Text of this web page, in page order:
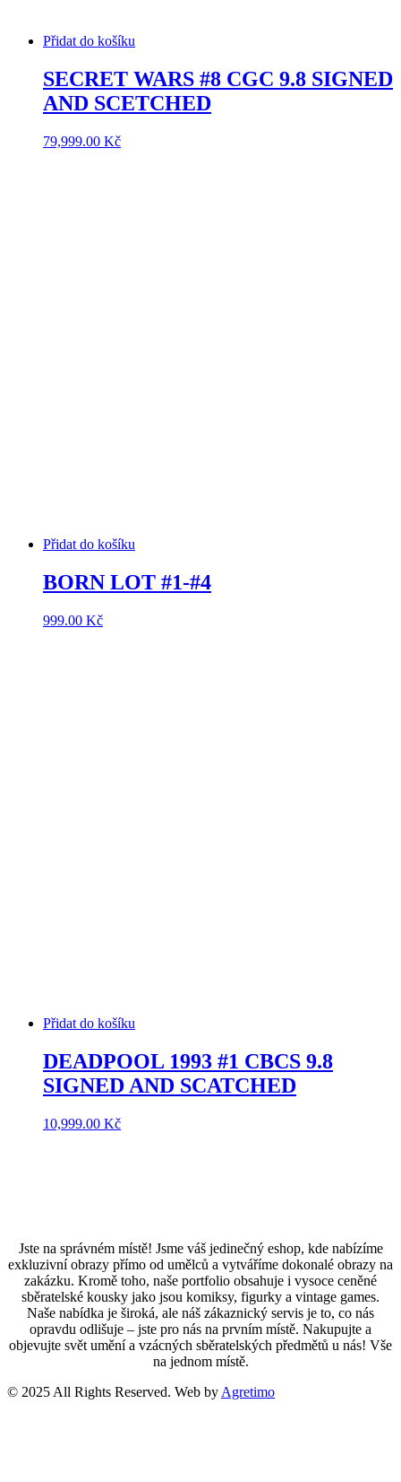
Přidat do košíku
SECRET WARS #8 CGC 9.8 SIGNED
AND SCETCHED
79,999.00 Kč
Přidat do košíku
BORN LOT #1-#4
999.00 Kč
Přidat do košíku
DEADPOOL 1993 #1 CBCS 9.8
SIGNED AND SCATCHED
10,999.00 Kč
Jste na správném místě! Jsme váš jedinečný eshop, kde nabízíme
exkluzivní obrazy přímo od umělců a vytváříme dokonalé obrazy na
zakázku. Kromě toho, naše portfolio obsahuje i vysoce ceněné
sběratelské kousky jako jsou komiksy, figurky a vintage games.
Naše nabídka je široká, ale náš zákaznický servis je to, co nás
opravdu odlišuje – jste pro nás na prvním místě. Nakupujte a
objevujte svět umění a vzácných sběratelských předmětů u nás! Vše
na jednom místě.
© 2025 All Rights Reserved. Web by Agretimo